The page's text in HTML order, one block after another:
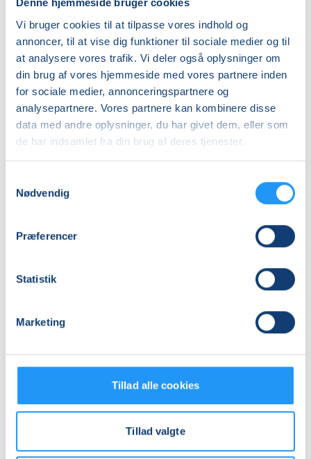
Denne hjemmeside bruger cookies
Vi bruger cookies til at tilpasse vores indhold og
annoncer, til at vise dig funktioner til sociale medier og til
at analysere vores trafik. Vi deler også oplysninger om
din brug af vores hjemmeside med vores partnere inden
for sociale medier, annonceringspartnere og
analysepartnere. Vores partnere kan kombinere disse
data med andre oplysninger, du har givet dem, eller som
de har indsamlet fra din brug af deres tjenester.
Nødvendig
Præferencer
Statistik
Marketing
Tillad alle cookies
Tillad valgte
Nummer
262125
Første mødegang
tirsdag 22.09.2026, kl. 13.00 - 14.00
Sidste mødegang
tirsdag 01.12.2026, kl. 13.00 - 14.00
Antal mødegange
10mødegange
Se på kort
Praktiske oplysninger
Relaterede hold